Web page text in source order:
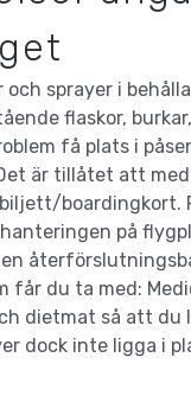
och sprayer i
flaskor,
få plats i
är tillåtet att
boardingkort.
på
får du ta med:
dietmat så att du
dock inte ligga i